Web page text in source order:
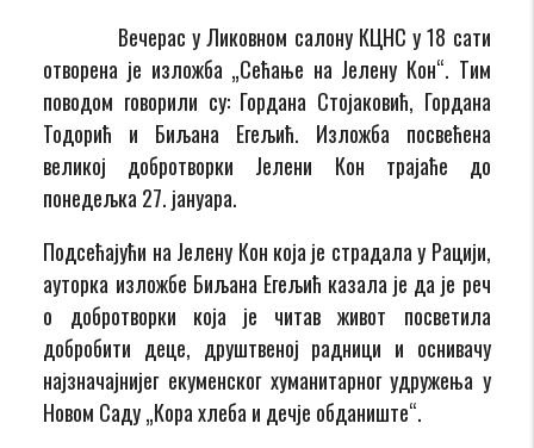
Вечерас у Ликовном салону КЦНС у 18 сати
отворена је изложба „Сећање на Јелену Кон“. Тим
поводом говорили су: Гордана Стојаковић, Гордана
Тодорић и Биљана Егељић. Изложба посвећена
великој добротворки Јелени Кон трајаће до
понедељка 27. јануара.
Подсећајући на Јелену Кон која је страдала у Рацији,
ауторка изложбе Биљана Егељић казала је да је реч
о добротворки која је читав живот посветила
добробити деце, друштвеној радници и оснивачу
најзначајнијег екуменског хуманитарног удружења у
Новом Саду „Кора хлеба и дечје обданиште“.